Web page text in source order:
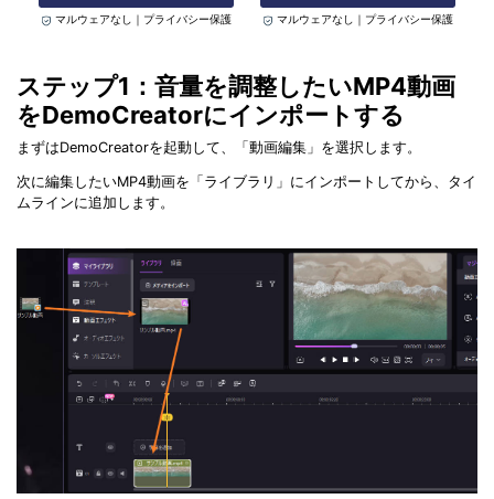
マルウェアなし｜プライバシー保護 マルウェアなし｜プライバシー保護
ステップ1：音量を調整したいMP4動画
をDemoCreatorにインポートする
まずはDemoCreatorを起動して、「動画編集」を選択します。
次に編集したいMP4動画を「ライブラリ」にインポートしてから、タイ
ムラインに追加します。